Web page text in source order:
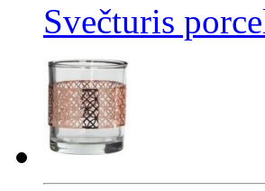
Svečturis